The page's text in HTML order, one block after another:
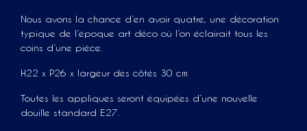
Nous avons la chance d’en avoir quatre, une décoration
typique de l’époque art déco où l’on éclairait tous les
coins d’une pièce.
H22 x P26 x largeur des côtés 30 cm
Toutes les appliques seront équipées d’une nouvelle
douille standard E27.